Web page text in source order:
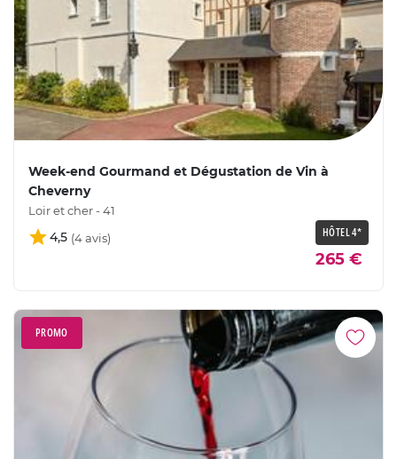
Week-end Gourmand et Dégustation de Vin à
Cheverny
Loir et cher - 41
4,5 HÔTEL 4*
265 €
PROMO